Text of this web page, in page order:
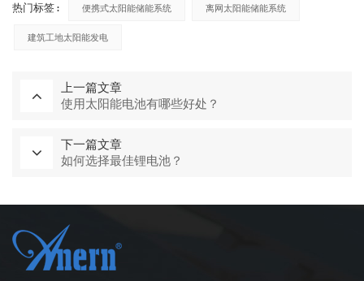
热门标签 : 便携式太阳能储能系统 离网太阳能储能系统
建筑工地太阳能发电
上一篇文章
使用太阳能电池有哪些好处？
下一篇文章
如何选择最佳锂电池？